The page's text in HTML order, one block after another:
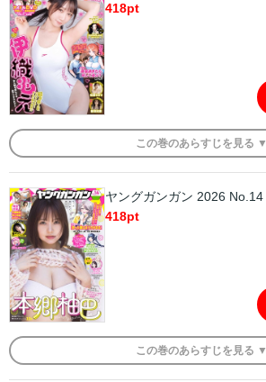
418pt
この巻のあらすじを 見る ▼
ヤングガンガン 2026 No.14
418pt
この巻のあらすじを 見る ▼